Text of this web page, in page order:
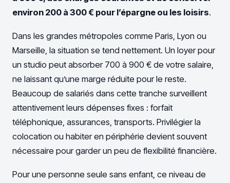
environ 200 à 300 € pour l’épargne ou les loisirs.
Dans les grandes métropoles comme Paris, Lyon ou
Marseille, la situation se tend nettement. Un loyer pour
un studio peut absorber 700 à 900 € de votre salaire,
ne laissant qu’une marge réduite pour le reste.
Beaucoup de salariés dans cette tranche surveillent
attentivement leurs dépenses fixes : forfait
téléphonique, assurances, transports. Privilégier la
colocation ou habiter en périphérie devient souvent
nécessaire pour garder un peu de flexibilité financière.
Pour une personne seule sans enfant, ce niveau de